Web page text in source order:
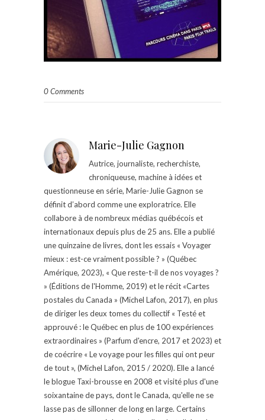
0 Comments
Marie-Julie Gagnon
Autrice, journaliste, recherchiste,
chroniqueuse, machine à idées et
questionneuse en série, Marie-Julie Gagnon se
définit d’abord comme une exploratrice. Elle
collabore à de nombreux médias québécois et
internationaux depuis plus de 25 ans. Elle a publié
une quinzaine de livres, dont les essais « Voyager
mieux : est-ce vraiment possible ? » (Québec
Amérique, 2023), « Que reste-t-il de nos voyages ?
» (Éditions de l'Homme, 2019) et le récit «Cartes
postales du Canada » (Michel Lafon, 2017), en plus
de diriger les deux tomes du collectif « Testé et
approuvé : le Québec en plus de 100 expériences
extraordinaires » (Parfum d'encre, 2017 et 2023) et
de coécrire « Le voyage pour les filles qui ont peur
de tout », (Michel Lafon, 2015 / 2020). Elle a lancé
le blogue Taxi-brousse en 2008 et visité plus d'une
soixantaine de pays, dont le Canada, qu'elle ne se
lasse pas de sillonner de long en large. Certains